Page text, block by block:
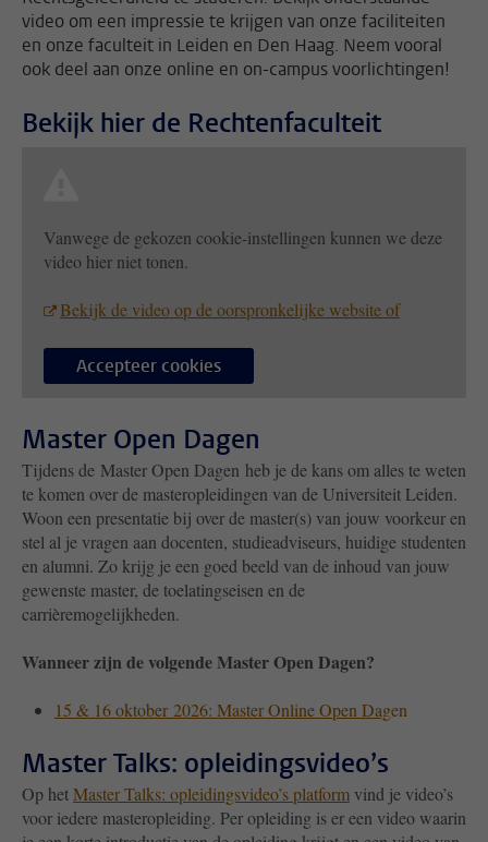
video om een impressie te krijgen van onze faciliteiten
en onze faculteit in Leiden en Den Haag. Neem vooral
ook deel aan onze online en on-campus voorlichtingen!
Bekijk hier de Rechtenfaculteit
Vanwege de gekozen cookie-instellingen kunnen we deze
video hier niet tonen.
Bekijk de video op de oorspronkelijke website of
Accepteer cookies
Master Open Dagen
Tijdens de Master Open Dagen heb je de kans om alles te weten
te komen over de masteropleidingen van de Universiteit Leiden.
Woon een presentatie bij over de master(s) van jouw voorkeur en
stel al je vragen aan docenten, studieadviseurs, huidige studenten
en alumni. Zo krijg je een goed beeld van de inhoud van jouw
gewenste master, de toelatingseisen en de
carrièremogelijkheden.
Wanneer zijn de volgende Master Open Dagen?
15 & 16 oktober 2026: Master Online Open Dagen
Master Talks: opleidingsvideo’s
Op hetMaster Talks: opleidingsvideo’s platform vind je video’s
voor iedere masteropleiding. Per opleiding is er een video waarin